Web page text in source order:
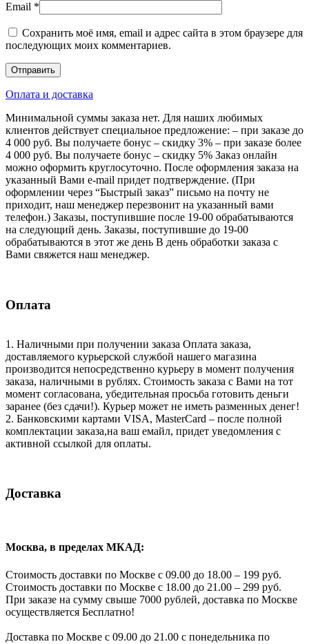
Email *
Сохранить моё имя, email и адрес сайта в этом браузере для
последующих моих комментариев.
Оплата и доставка
Минимальной суммы заказа нет. Для наших любимых
клиентов действует специальное предложение: – при заказе до
4 000 руб. Вы получаете бонус – скидку 3% – при заказе более
4 000 руб. Вы получаете бонус – скидку 5% Заказ онлайн
можно оформить круглосуточно. После оформления заказа на
указанный Вами e-mail придет подтверждение. (При
оформлении через “Быстрый заказ” письмо на почту не
приходит, наш менеджер перезвонит на указанный вами
телефон.) Заказы, поступившие после 19-00 обрабатываются
на следующий день. Заказы, поступившие до 19-00
обрабатываются в этот же день В день обработки заказа с
Вами свяжется наш менеджер.
Оплата
1. Наличными при получении заказа Оплата заказа,
доставляемого курьерской службой нашего магазина
производится непосредственно курьеру в момент получения
заказа, наличными в рублях. Стоимость заказа с Вами на тот
момент согласована, убедительная просьба готовить деньги
заранее (без сдачи!). Курьер может не иметь разменных денег!
2. Банковскими картами VISA, MasterCard – после полной
комплектации заказа,на ваш емайл, придет уведомления с
активной ссылкой для оплаты.
Доставка
Москва, в пределах МКАД:
Стоимость доставки по Москве с 09.00 до 18.00 – 199 руб.
Стоимость доставки по Москве с 18.00 до 21.00 – 299 руб.
При заказе на сумму свыше 7000 рублей, доставка по Москве
осуществляется Бесплатно!
Доставка по Москве с 09.00 до 21.00 с понедельника по